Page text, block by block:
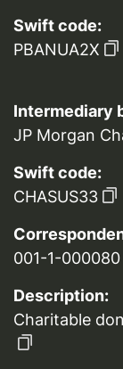
Swift code:
PBANUA2X
Intermediary
JP Morgan
Swift code:
CHASUS33
001-1-000080
Description:
Charitable